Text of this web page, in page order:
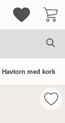
Mina
med kork